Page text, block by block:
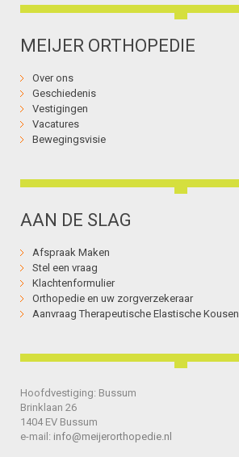
MEIJER ORTHOPEDIE
Over ons
Geschiedenis
Vestigingen
Vacatures
Bewegingsvisie
AAN DE SLAG
Afspraak Maken
Stel een vraag
Klachtenformulier
Orthopedie en uw zorgverzekeraar
Aanvraag Therapeutische Elastische Kousen
Hoofdvestiging: Bussum
Brinklaan 26
1404 EV Bussum
e-mail: info@meijerorthopedie.nl